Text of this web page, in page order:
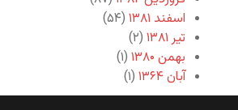
اسفند ۱۳۸۱
(۵۴)
تیر ۱۳۸۱
(۲)
بهمن ۱۳۸۰
(۱)
آبان ۱۳۶۴
(۱)